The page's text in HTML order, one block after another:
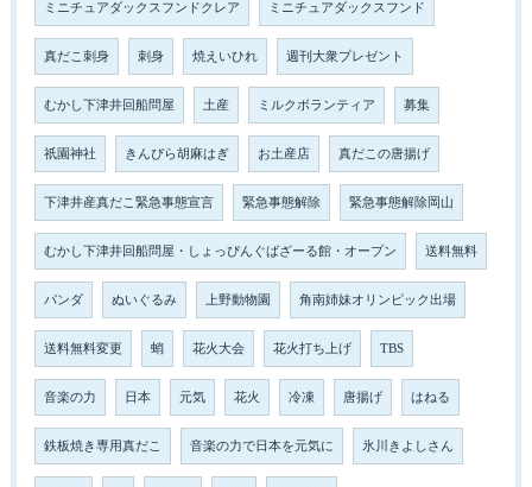
ミニチュアダックスフンドクレア ミニチュアダックスフンド
真だこ刺身 刺身 焼えいひれ 週刊大衆プレゼント
むかし下津井回船問屋 土産 ミルクボランティア 募集
祇園神社 きんぴら胡麻はぎ お土産店 真だこの唐揚げ
下津井産真だこ緊急事態宣言 緊急事態解除 緊急事態解除岡山
むかし下津井回船問屋・しょっぴんぐばざーる館・オープン 送料無料
パンダ ぬいぐるみ 上野動物園 角南姉妹オリンピック出場
送料無料変更 蛸 花火大会 花火打ち上げ TBS
音楽の力 日本 元気 花火 冷凍 唐揚げ はねる
鉄板焼き専用真だこ 音楽の力で日本を元気に 氷川きよしさん